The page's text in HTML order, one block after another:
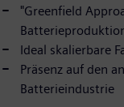
"Greenfield
Ideal skalierbare
Präsenz auf den
Batterieindustrie